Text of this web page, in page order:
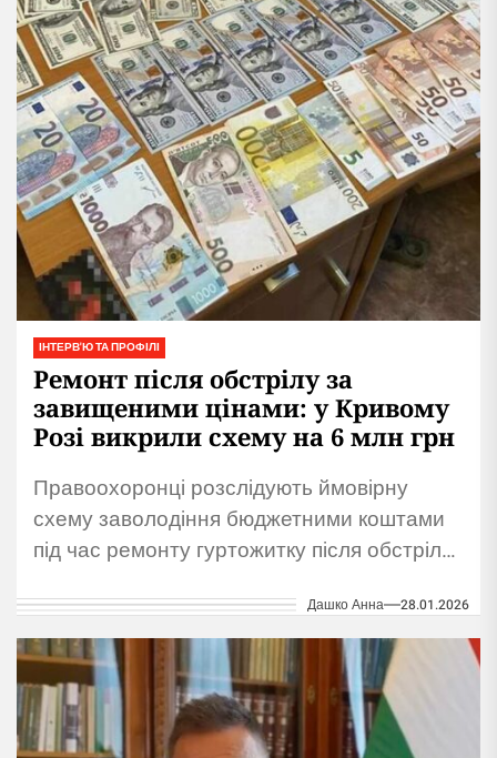
ІНТЕРВ'Ю ТА ПРОФІЛІ
Ремонт після обстрілу за
завищеними цінами: у Кривому
Розі викрили схему на 6 млн грн
Правоохоронці розслідують ймовірну
схему заволодіння бюджетними коштами
під час ремонту гуртожитку після обстрілу.
Дашко Анна 28.01.2026